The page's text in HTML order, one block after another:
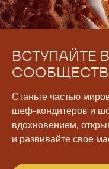
ВСТУПАЙТЕ
Станьте частью
шеф-кондитеров и
вдохновением,
и развивайте свое